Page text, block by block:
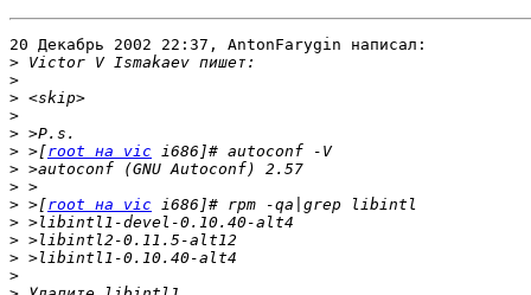
20 Декабрь 2002 22:37, AntonFarygin написал:
>
>
>
>
>
> >[root на vic
>
>
> >[root на vic
>
>
>
>